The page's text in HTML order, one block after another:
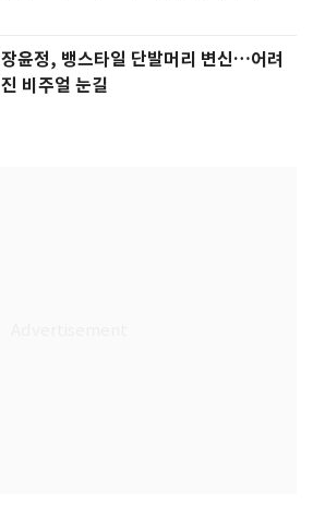
장윤정, 뱅스타일 단발머리 변신…어려
진 비주얼 눈길